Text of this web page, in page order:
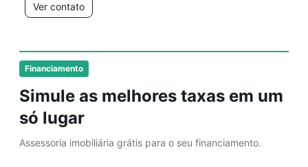
Financiamento
Simule as melhores taxas em um
só lugar
Assessoria imobiliária grátis para o seu financiamento.
Ver contato